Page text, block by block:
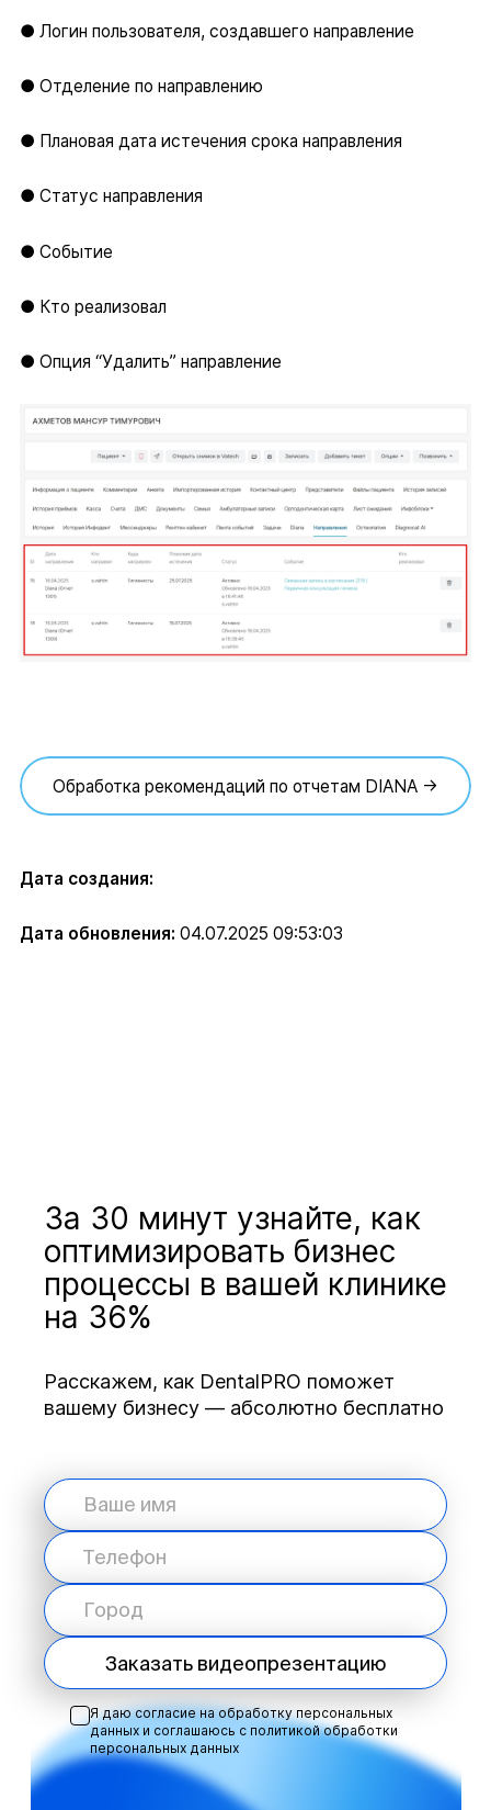
● Логин пользователя, создавшего направление
● Отделение по направлению
● Плановая дата истечения срока направления
● Статус направления
● Событие
● Кто реализовал
● Опция “Удалить” направление
Обработка рекомендаций по отчетам DIANA →
Дата создания:
Дата обновления: 04.07.2025 09:53:03
За 30 минут узнайте, как
оптимизировать бизнес
процессы в вашей клинике
на 36%
Расскажем, как DentalPRO поможет
вашему бизнесу — абсолютно бесплатно
Заказать видеопрезентацию
Я даю согласие на обработку персональных
данных и соглашаюсь с политикой обработки
персональных данных